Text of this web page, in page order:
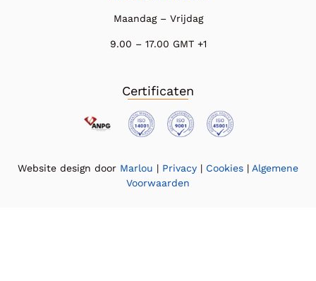
Maandag – Vrijdag
9.00 – 17.00 GMT +1
Certificaten
Website design door Marlou | Privacy | Cookies | Algemene
Voorwaarden